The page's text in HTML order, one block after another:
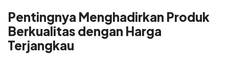
Pentingnya Menghadirkan Produk
Berkualitas dengan Harga
Terjangkau